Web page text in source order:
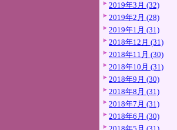
2019年3月 (32)
2019年2月 (28)
2019年1月 (31)
2018年12月 (31)
2018年11月 (30)
2018年10月 (31)
2018年9月 (30)
2018年8月 (31)
2018年7月 (31)
2018年6月 (30)